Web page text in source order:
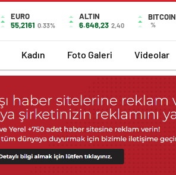
EURO
55,2161 0.33%
ALTIN
6.648,23 2,40
BITCOIN
%
Kadın Foto Galeri Videolar